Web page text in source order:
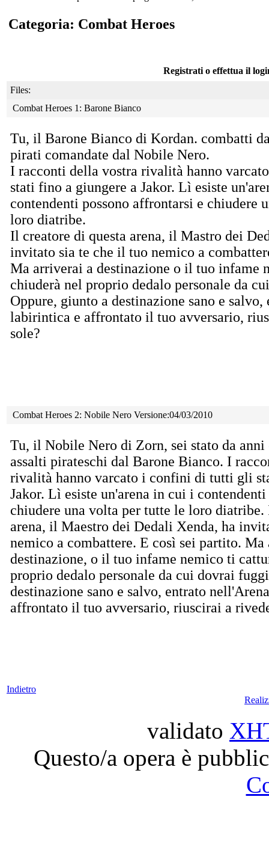
Categoria: Combat Heroes
Registrati o effettua il
Files:
Combat Heroes 1: Barone Bianco
Tu, il Barone Bianco di Kordan. combatti
pirati comandate dal Nobile Nero.
I racconti della vostra rivalità hanno
stati fino a giungere a Jakor. Lì esiste
contendenti possono affrontarsi e chiudere
loro diatribe.
Il creatore di questa arena, il Mastro dei
invitato sia te che il tuo nemico a
Ma arriverai a destinazione o il tuo infame
chiuderà nel proprio dedalo personale da
Oppure, giunto a destinazione sano e
labirintica e affrontato il tuo avversario,
sole?
Combat Heroes 2: Nobile Nero Versione:04/03/2010
Tu, il Nobile Nero di Zorn, sei stato da
assalti pirateschi dal Barone Bianco. I
rivalità hanno varcato i confini di tutti gli
Jakor. Lì esiste un'arena in cui i
chiudere una volta per tutte le loro diatribe.
arena, il Maestro dei Dedali Xenda, ha
nemico a combattere. E così sei partito.
destinazione, o il tuo infame nemico ti
proprio dedalo personale da cui dovrai
destinazione sano e salvo, entrato
affrontato il tuo avversario, riuscirai a
Indietro
validato
Questo/a opera è